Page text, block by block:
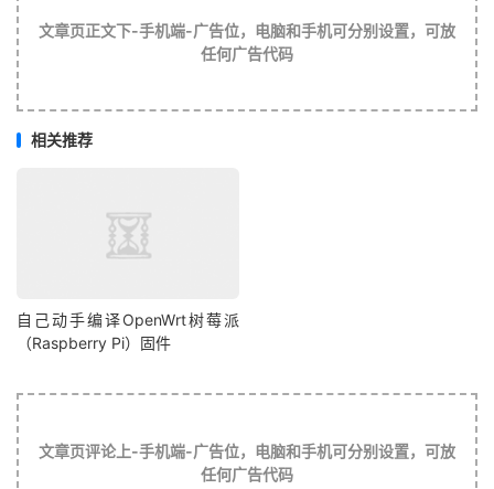
文章页正文下-手机端-广告位，电脑和手机可分别设置，可放
任何广告代码
相关推荐
自己动手编译OpenWrt树莓派
（Raspberry Pi）固件
文章页评论上-手机端-广告位，电脑和手机可分别设置，可放
任何广告代码